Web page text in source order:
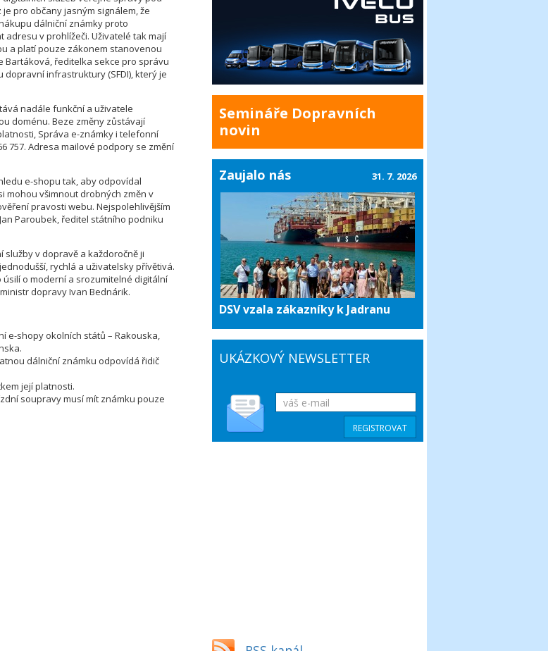
je pro občany jasným signálem, že
dálniční známky proto
v prohlížeči. Uživatelé tak mají
a platí pouze zákonem stanovenou
Bartáková, ředitelka sekce pro správu
infrastruktury (SFDI), který je
nadále funkční a uživatele
doménu. Beze změny zůstávají
Správa e-známky i telefonní
757. Adresa mailové podpory se změní
e-shopu tak, aby odpovídal
mohou všimnout drobných změn v
pravosti webu. Nejspolehlivějším
Paroubek, ředitel státního podniku
služby v dopravě a každoročně ji
rychlá a uživatelsky přívětivá.
o moderní a srozumitelné digitální
dopravy Ivan Bednárik.
e-shopy okolních států – Rakouska,
dálniční známku odpovídá řidič
její platnosti.
soupravy musí mít známku pouze
Semináře Dopravních
novin
Zaujalo nás
DSV vzala zákazníky k Jadranu
31. 7. 2026
UKÁZKOVÝ NEWSLETTER